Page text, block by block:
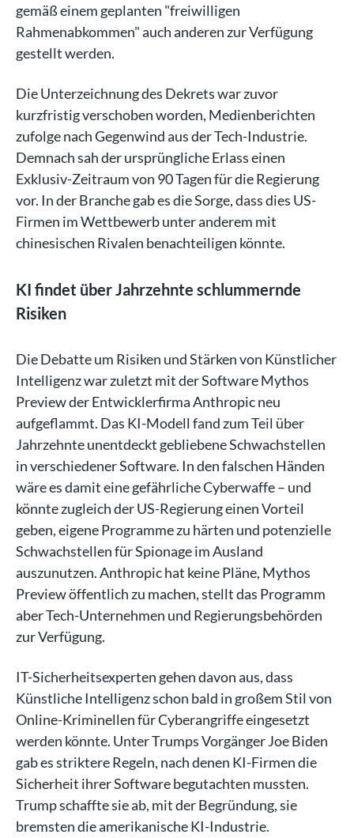
gemäß einem geplanten "freiwilligen
Rahmenabkommen" auch anderen zur Verfügung
gestellt werden.
Die Unterzeichnung des Dekrets war zuvor
kurzfristig verschoben worden, Medienberichten
zufolge nach Gegenwind aus der Tech-Industrie.
Demnach sah der ursprüngliche Erlass einen
Exklusiv-Zeitraum von 90 Tagen für die Regierung
vor. In der Branche gab es die Sorge, dass dies US-
Firmen im Wettbewerb unter anderem mit
chinesischen Rivalen benachteiligen könnte.
KI findet über Jahrzehnte schlummernde
Risiken
Die Debatte um Risiken und Stärken von Künstlicher
Intelligenz war zuletzt mit der Software Mythos
Preview der Entwicklerfirma Anthropic neu
aufgeflammt. Das KI-Modell fand zum Teil über
Jahrzehnte unentdeckt gebliebene Schwachstellen
in verschiedener Software. In den falschen Händen
wäre es damit eine gefährliche Cyberwaffe – und
könnte zugleich der US-Regierung einen Vorteil
geben, eigene Programme zu härten und potenzielle
Schwachstellen für Spionage im Ausland
auszunutzen. Anthropic hat keine Pläne, Mythos
Preview öffentlich zu machen, stellt das Programm
aber Tech-Unternehmen und Regierungsbehörden
zur Verfügung.
IT-Sicherheitsexperten gehen davon aus, dass
Künstliche Intelligenz schon bald in großem Stil von
Online-Kriminellen für Cyberangriffe eingesetzt
werden könnte. Unter Trumps Vorgänger Joe Biden
gab es striktere Regeln, nach denen KI-Firmen die
Sicherheit ihrer Software begutachten mussten.
Trump schaffte sie ab, mit der Begründung, sie
bremsten die amerikanische KI-Industrie.